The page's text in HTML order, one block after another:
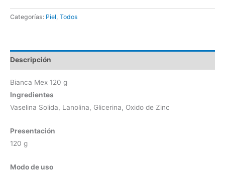
Categorías: Piel, Todos
Descripción
Bianca Mex 120 g
Ingredientes
Vaselina Solida, Lanolina, Glicerina, Oxido de Zinc
Presentación
120 g
Modo de uso